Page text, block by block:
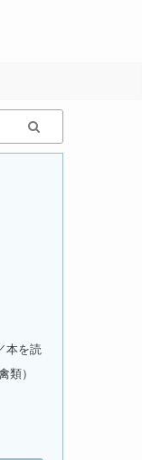
本を読
類）